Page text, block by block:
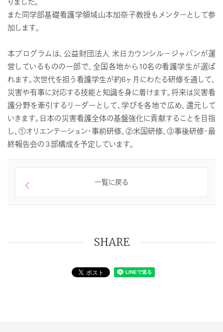
また同学部基礎看護学領域山本加奈子教授もメンターとして参
加します。
本プログラムは、公益財団法人 米日カウンシル－ジャパンが運
営しているものの一部で、全国各地から10名の看護学生が選ば
れます。次世代を担う看護学生が約6ヶ月にわたる研修を通して、
災害や有事に対応する技能と知識を身に着けます。将来は災害看
護分野を牽引するリーダーとして、学びを各地で広め、還元して
いきます。日本の災害看護全体の基盤強化に貢献することを目指
し、①オリエンテーション・事前研修、②米国研修、③事後研修・最
終報告会の３部構成を予定しています。
一覧に戻る
SHARE